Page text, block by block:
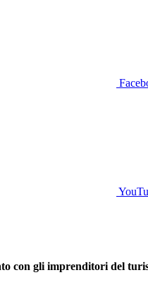
con gli imprenditori del